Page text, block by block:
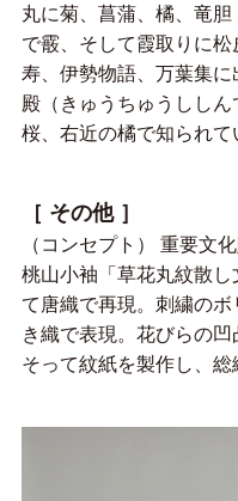
丸に菊、菖蒲、橘、竜
で霰、そして霞取りに
寿、伊勢物語、万葉集
殿（きゅうちゅうしし
桜、右近の橘で知られて
［ その他 ］
（コンセプト） 重要文
桃山小袖「草花丸紋散
て唐織で再現。刺繍の
き織で表現。花びらの
そって紋紙を製作し、総